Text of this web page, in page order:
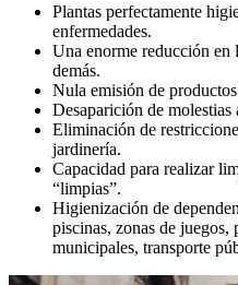
Plantas perfectamente
enfermedades.
Una enorme reducción en
demás.
Nula emisión de
Desaparición de molestias
Eliminación de
jardinería.
Capacidad para realizar
“limpias”.
Higienización de
piscinas, zonas de
municipales, transporte